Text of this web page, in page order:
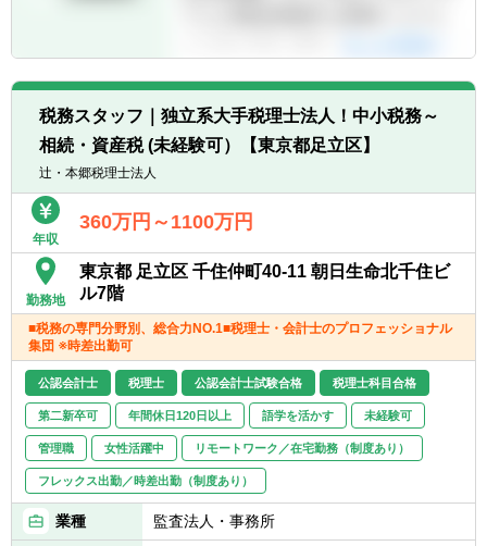
税務スタッフ｜独立系大手税理士法人！中小税務～
相続・資産税 (未経験可）【東京都足立区】
辻・本郷税理士法人
年収
360万円～1100万円
勤務地
東京都 足立区 千住仲町40-11 朝日生命北千住ビ
ル7階
■税務の専門分野別、総合力NO.1■税理士・会計士のプロフェッショナル
集団 ※時差出勤可
公認会計士 税理士 公認会計士試験合格 税理士科目合格
第二新卒可 年間休日120日以上 語学を活かす 未経験可
管理職 女性活躍中 リモートワーク／在宅勤務（制度あり）
フレックス出勤／時差出勤（制度あり）
業種 監査法人・事務所